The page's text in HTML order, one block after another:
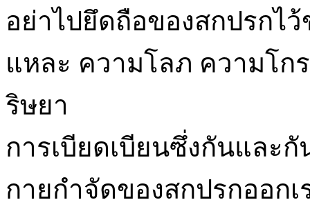
อย่าไปยึดถือของสกปรกไ
แหละ ความโลภ ความโก
ริษยา
การเบียดเบียนซึ่งกันและ
กายกำจัดของสกปรกออก